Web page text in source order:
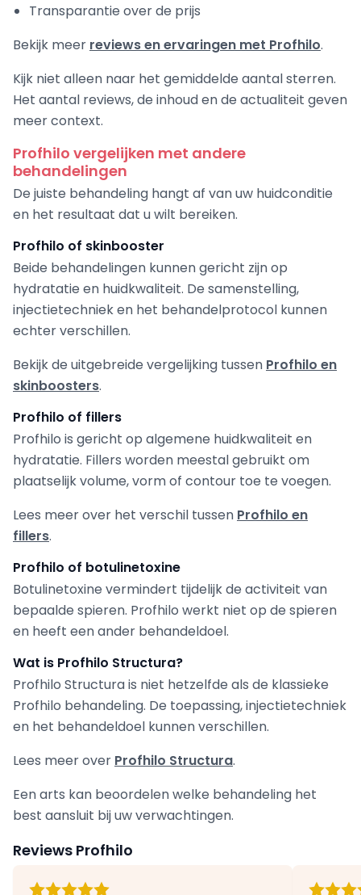
Transparantie over de prijs
Bekijk meer reviews en ervaringen met Profhilo.
Kijk niet alleen naar het gemiddelde aantal sterren.
Het aantal reviews, de inhoud en de actualiteit geven
meer context.
Profhilo vergelijken met andere
behandelingen
De juiste behandeling hangt af van uw huidconditie
en het resultaat dat u wilt bereiken.
Profhilo of skinbooster
Beide behandelingen kunnen gericht zijn op
hydratatie en huidkwaliteit. De samenstelling,
injectietechniek en het behandelprotocol kunnen
echter verschillen.
Bekijk de uitgebreide vergelijking tussen Profhilo en
skinboosters.
Profhilo of fillers
Profhilo is gericht op algemene huidkwaliteit en
hydratatie. Fillers worden meestal gebruikt om
plaatselijk volume, vorm of contour toe te voegen.
Lees meer over het verschil tussen Profhilo en
fillers.
Profhilo of botulinetoxine
Botulinetoxine vermindert tijdelijk de activiteit van
bepaalde spieren. Profhilo werkt niet op de spieren
en heeft een ander behandeldoel.
Wat is Profhilo Structura?
Profhilo Structura is niet hetzelfde als de klassieke
Profhilo behandeling. De toepassing, injectietechniek
en het behandeldoel kunnen verschillen.
Lees meer over Profhilo Structura.
Een arts kan beoordelen welke behandeling het
best aansluit bij uw verwachtingen.
Reviews Profhilo